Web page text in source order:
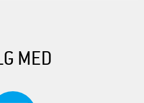
MED